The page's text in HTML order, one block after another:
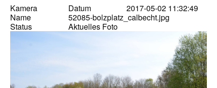
Kamera Datum
2017-05-02 11:32:49
Name
52085-bolzplatz_calbecht.jpg
Status
Aktuelles Foto